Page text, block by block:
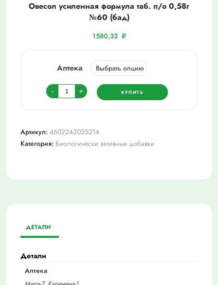
Овесол усиленная формула таб. п/о 0,58г
№60 (бад)
1580,32 ₽
Аптека
-
Количество
товара
Овесол
формула
таб.
0,58г
(бад)
+ КУПИТЬ
Артикул: 4602242025214
Категория: Биологически активные добавки
ДЕТАЛИ
Детали
Аптека